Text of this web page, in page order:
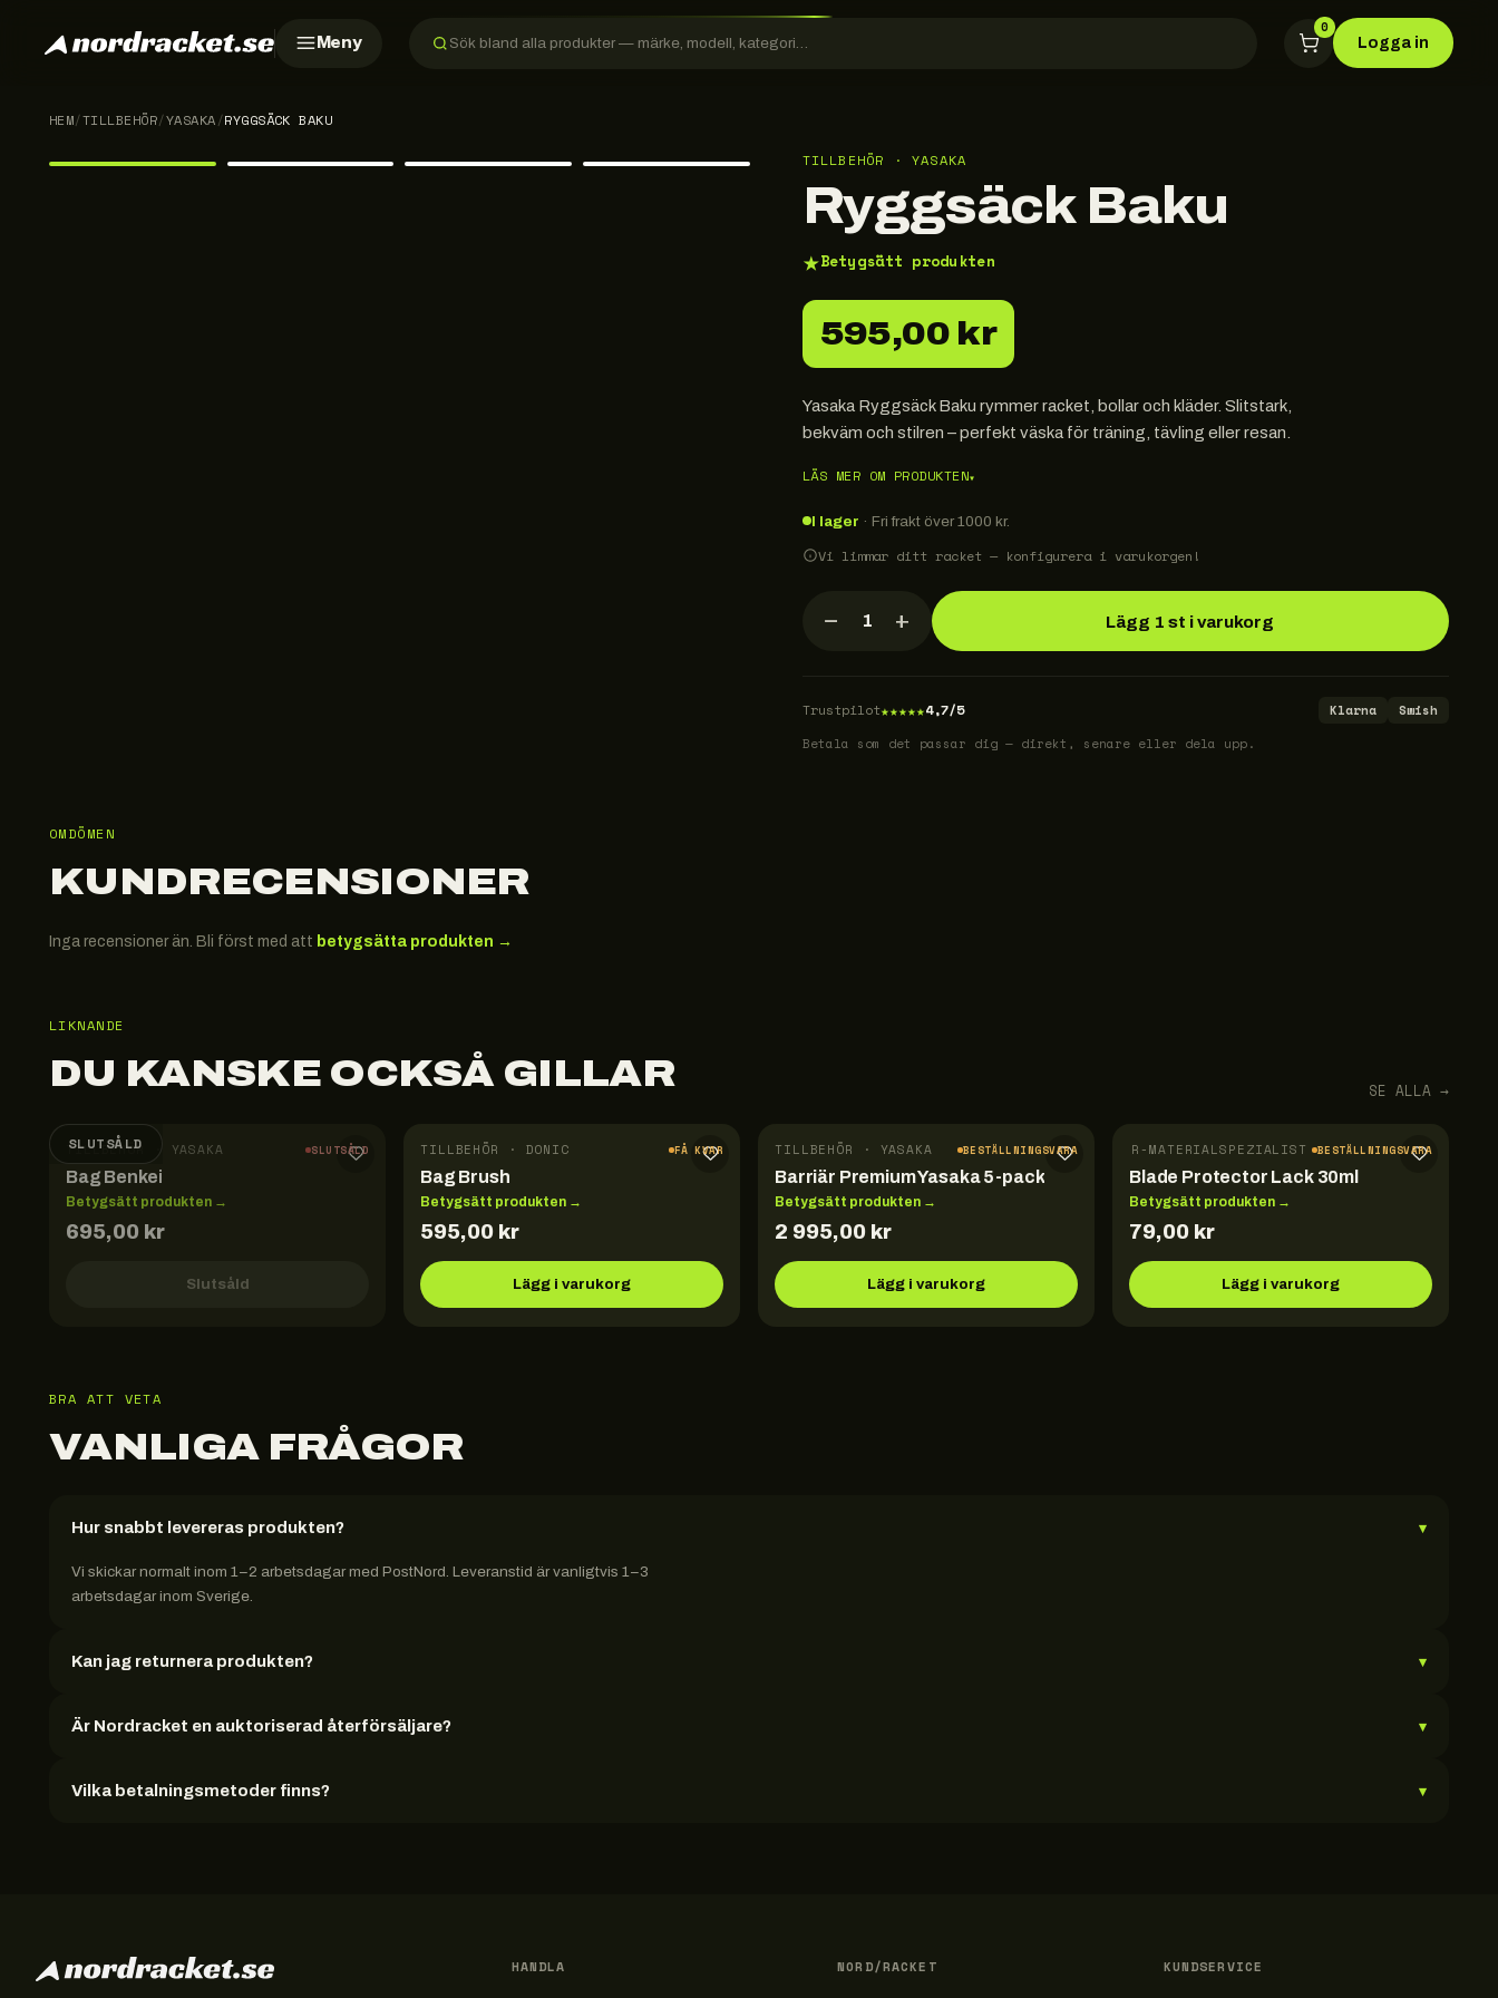
Meny
0
Logga in
HEM/TILLBEHÖR/YASAKA/RYGGSÄCK BAKU
TILLBEHÖR · YASAKA
Ryggsäck Baku
★Betygsätt produkten
595,00 kr
Yasaka Ryggsäck Baku rymmer racket, bollar och kläder. Slitstark,
bekväm och stilren – perfekt väska för träning, tävling eller resan.
LÄS MER OM PRODUKTEN▾
I lager · Fri frakt över 1000 kr.
Vi limmar ditt racket — konfigurera i varukorgen!
− 1 + Lägg 1 st i varukorg
Trustpilot★★★★★4,7/5 Klarna
Swish
Betala som det passar dig — direkt, senare eller dela upp.
OMDÖMEN
KUNDRECENSIONER
Inga recensioner än. Bli först med att betygsätta produkten →
LIKNANDE
DU KANSKE OCKSÅ GILLAR SE ALLA →
SLUTSÅLD
TILLBEHÖR · YASAKA SLUTSÅLD
Bag Benkei
Betygsätt produkten →
695,00 kr
Slutsåld
TILLBEHÖR · DONIC FÅ KVAR
Bag Brush
Betygsätt produkten →
595,00 kr
Lägg i varukorg
TILLBEHÖR · YASAKA BESTÄLLNINGSVARA
Barriär Premium Yasaka 5-pack
Betygsätt produkten →
2 995,00 kr
Lägg i varukorg
TILLBEHÖR · DER-MATERIALSPEZIALIST BESTÄLLNINGSVARA
Blade Protector Lack 30ml
Betygsätt produkten →
79,00 kr
Lägg i varukorg
BRA ATT VETA
VANLIGA FRÅGOR
Hur snabbt levereras produkten? ▾
Vi skickar normalt inom 1–2 arbetsdagar med PostNord. Leveranstid är vanligtvis 1–3
arbetsdagar inom Sverige.
Kan jag returnera produkten? ▾
Är Nordracket en auktoriserad återförsäljare? ▾
Vilka betalningsmetoder finns? ▾
HANDLA NORD/RACKET KUNDSERVICE